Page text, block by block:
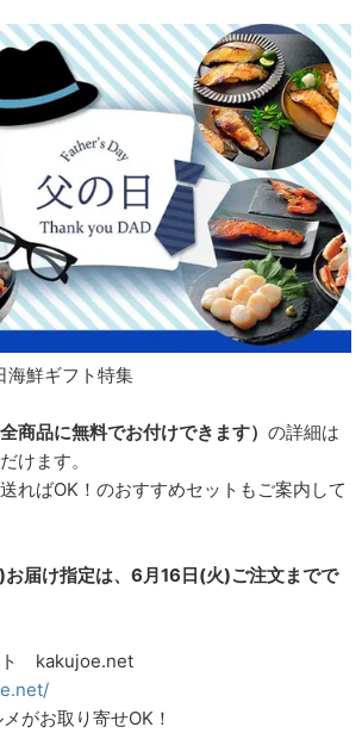
鮮ギフト特集
商品に無料でお付けできます）の詳細は
けます。
ればOK！のおすすめセットもご案内して
届け指定は、6月16日(火)ご注文までで
kakujoe.net
がお取り寄せOK！